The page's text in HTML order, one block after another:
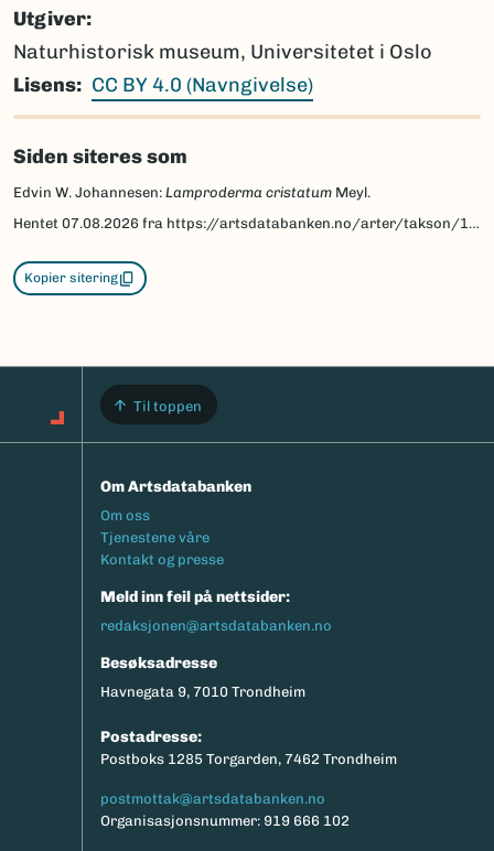
Utgiver
Naturhistorisk museum, Universitetet i Oslo
Lisens
CC BY 4.0 (Navngivelse)
Siden siteres som
Edvin W. Johannesen: Lamproderma cristatum Meyl.
Hentet 07.08.2026 fra https://artsdatabanken.no/arter/takson/146140/beskrivelse
Kopier sitering
Til toppen
Om Artsdatabanken
Footermeny
Om oss
Tjenestene våre
Kontakt og presse
Meld inn feil på nettsider:
redaksjonen@artsdatabanken.no
Besøksadresse
Havnegata 9, 7010 Trondheim
Postadresse:
Postboks 1285 Torgarden, 7462 Trondheim
postmottak@artsdatabanken.no
Organisasjonsnummer: 919 666 102